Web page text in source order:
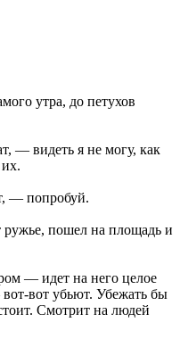
утра, до петухов
— видеть я не могу, как
— попробуй.
ружье, пошел на площадь и
— идет на него целое
вот убьют. Убежать бы
Смотрит на людей